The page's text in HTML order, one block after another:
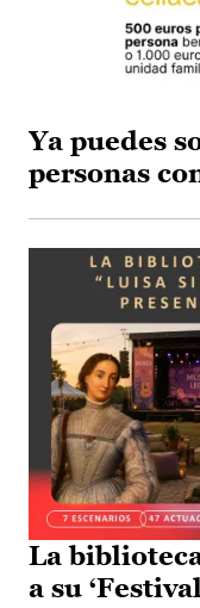
Ya puedes
personas
La
a su